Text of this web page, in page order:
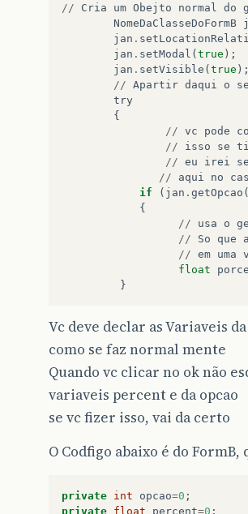
// Cria um Obejto normal do
NomeDaClasseDoFormB
jan .
jan . setModal ( true );
jan . setVisible ( true );
// Apartir daqui o
try
{
// vc pode
//
isso se
// eu irei
//
aqui no
if
( jan . getOpcao
{
//
usa o
//
So que
// em uma
float
}
Vc deve declar as Variaveis
como se faz normal mente
Quando vc clicar no ok não
variaveis percent e da opcao
se vc fizer isso, vai da certo
O Codfigo abaixo é do
private int opcao=0 ;
private float percent=0 ;